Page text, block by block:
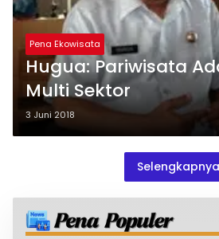
Pena Ekowisata
Hugua: Pariwisata
Multi Sektor
3 Juni 2018
Selengkapnya